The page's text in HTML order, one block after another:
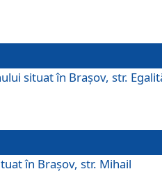
situat în Braşov, str.
în Braşov, str. Mihail